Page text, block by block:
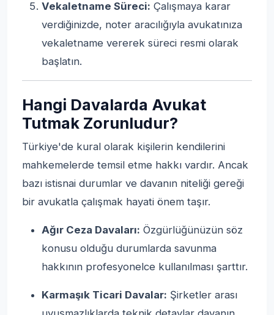
Vekaletname Süreci: Çalışmaya karar
verdiğinizde, noter aracılığıyla avukatınıza
vekaletname vererek süreci resmi olarak
başlatın.
Hangi Davalarda Avukat
Tutmak Zorunludur?
Türkiye'de kural olarak kişilerin kendilerini
mahkemelerde temsil etme hakkı vardır. Ancak
bazı istisnai durumlar ve davanın niteliği gereği
bir avukatla çalışmak hayati önem taşır.
Ağır Ceza Davaları: Özgürlüğünüzün söz
konusu olduğu durumlarda savunma
hakkının profesyonelce kullanılması şarttır.
Karmaşık Ticari Davalar: Şirketler arası